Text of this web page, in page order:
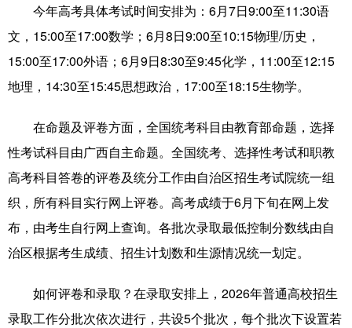
山东 河南 湖北 湖南
广东 广西 海南 重庆
四川 贵州 云南 西藏
新疆 内蒙古 黑龙江
多语种频道
Français
Deutsch
今年高考具体考试时间安排为：6月7日9:00至11:30语
文，15:00至17:00数学；6月8日9:00至10:15物理/历史，
15:00至17:00外语；6月9日8:30至9:45化学，11:00至12:15
地理，14:30至15:45思想政治，17:00至18:15生物学。
在命题及评卷方面，全国统考科目由教育部命题，选择
性考试科目由广西自主命题。全国统考、选择性考试和职教
高考科目答卷的评卷及统分工作由自治区招生考试院统一组
织，所有科目实行网上评卷。高考成绩于6月下旬在网上发
布，由考生自行网上查询。各批次录取最低控制分数线由自
治区根据考生成绩、招生计划数和生源情况统一划定。
如何评卷和录取？在录取安排上，2026年普通高校招生
录取工作分批次依次进行，共设5个批次，每个批次下设置若